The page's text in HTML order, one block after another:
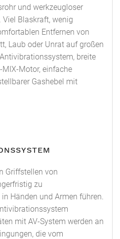
und werkzeugloser
Blaskraft, wenig
Entfernen von
Laub oder Unrat auf großen
breite
Motor, einfache
Gashebel mit
Griffstellen von
zu
Händen und Armen führen.
mit AV-System werden an
die vom